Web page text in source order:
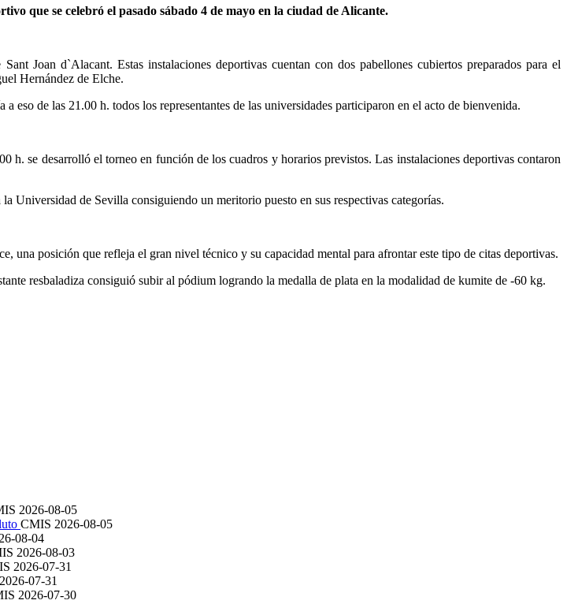
que se celebró el pasado sábado 4 de mayo en la ciudad de Alicante.
Joan d`Alacant. Estas instalaciones deportivas cuentan con dos pabellones cubiertos preparados para el
Hernández de Elche.
de las 21.00 h. todos los representantes de las universidades participaron en el acto de bienvenida.
se desarrolló el torneo en función de los cuadros y horarios previstos. Las instalaciones deportivas contaron
Universidad de Sevilla consiguiendo un meritorio puesto en sus respectivas categorías.
una posición que refleja el gran nivel técnico y su capacidad mental para afrontar este tipo de citas deportivas.
resbaladiza consiguió subir al pódium logrando la medalla de plata en la modalidad de kumite de -60 kg.
2026-08-05
CMIS 2026-08-05
08-04
2026-08-03
2026-07-31
2026-07-31
2026-07-30